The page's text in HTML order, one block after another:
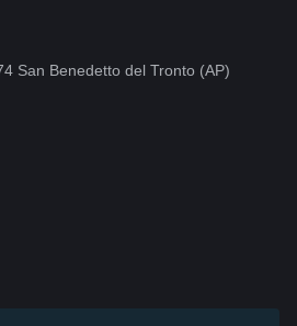
San Benedetto del Tronto (AP)